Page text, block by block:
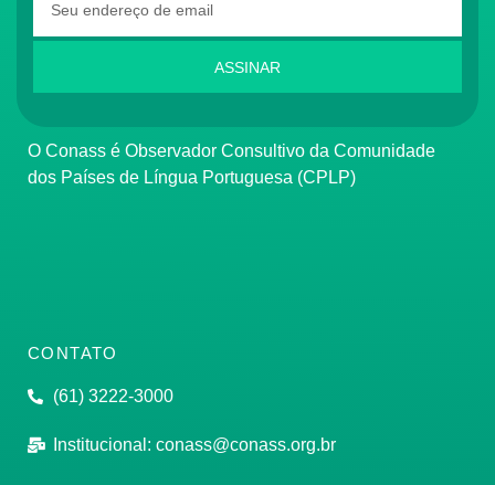
ASSINAR
O Conass é Observador Consultivo da Comunidade
dos Países de Língua Portuguesa (CPLP)
CONTATO
(61) 3222-3000
Institucional: conass@conass.org.br